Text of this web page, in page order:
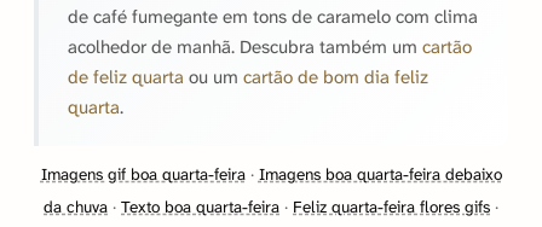
de café fumegante em tons de caramelo com clima
acolhedor de manhã. Descubra também um cartão
de feliz quarta ou um cartão de bom dia feliz
quarta.
Imagens gif boa quarta-feira· Imagens boa quarta-feira debaixo
da chuva · Texto boa quarta-feira · Feliz quarta-feira flores gifs ·